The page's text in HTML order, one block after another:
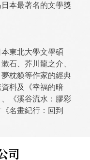
本最著名的文學獎
東北大學文學碩
石、芥川龍之介、
枕貘等作家的經典
料及《幸福的暗
《溪谷流水：膠彩
名畫紀行：回到
司